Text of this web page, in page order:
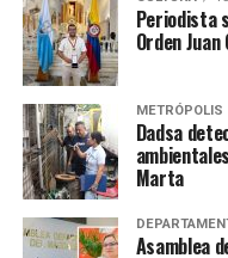
Periodista
Orden
METRÓPOLIS
Dadsa
Marta
Asamblea